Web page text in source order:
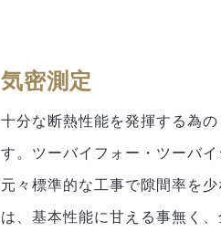
気密測定
十分な断熱性能を発揮する為
す。ツーバイフォー・ツーバ
元々標準的な工事で隙間率を
は、基本性能に甘える事無く